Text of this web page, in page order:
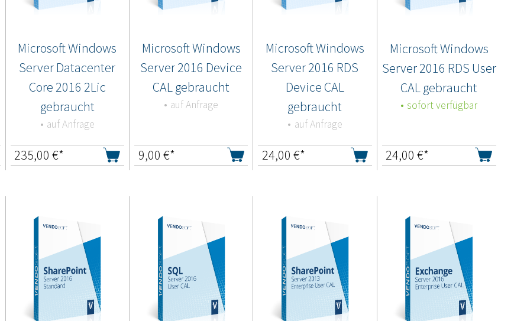
Microsoft Windows
Server Datacenter
Core 2016 2Lic
gebraucht
auf Anfrage
235,00 €*
Microsoft Windows
Server 2016 Device
CAL gebraucht
auf Anfrage
9,00 €*
Microsoft Windows
Server 2016 RDS
Device CAL
gebraucht
auf Anfrage
24,00 €*
Microsoft Windows
Server 2016 RDS User
CAL gebraucht
sofort verfügbar
24,00 €*